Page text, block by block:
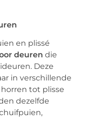
en plissé
deuren die
Deze
in verschillende
tot plisse
dezelfde